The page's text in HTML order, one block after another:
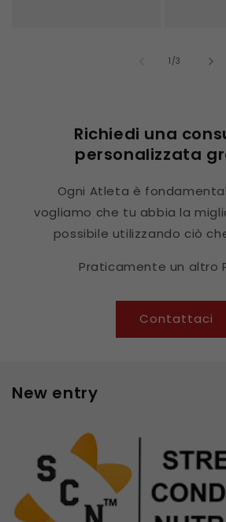
1 /
su3
Richiedi una
personalizzata
Ogni Atleta è
vogliamo che tu abbia la
possibile utilizzando ciò
Praticamente un altro
Contattaci
New entry